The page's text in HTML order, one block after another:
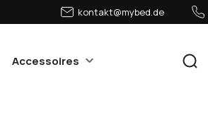
kontakt@mybed.de
Accessoires